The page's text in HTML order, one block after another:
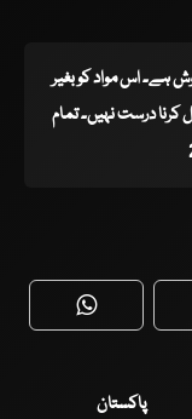
ہے۔ اس مواد کو بغیر
درست نہیں۔ تمام
WhatsApp
پاکستان